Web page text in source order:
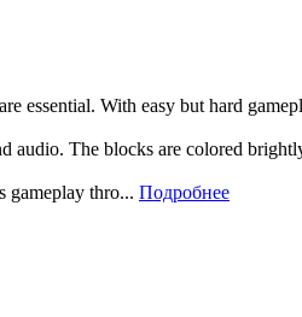
essential. With easy but hard
audio. The blocks are colored
gameplay thro... Подробнее